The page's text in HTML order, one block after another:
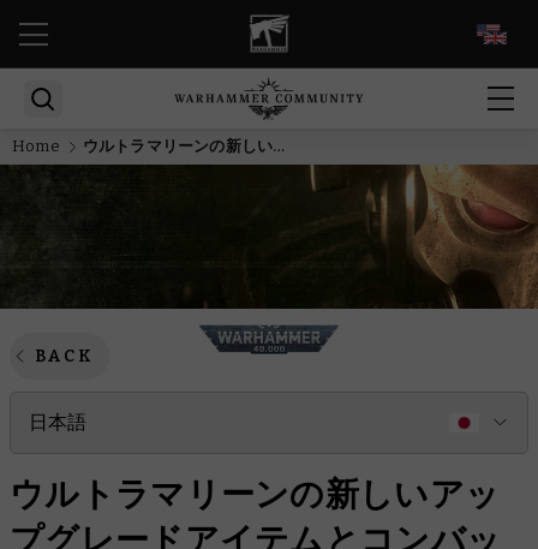
Home ウルトラマリーンの新しいアップグレードアイテムとコンバットパトロールを手にれて、マクラーグに進軍しよう
BACK
日本語
ウルトラマリーンの新しいアッ
プグレードアイテムとコンバッ